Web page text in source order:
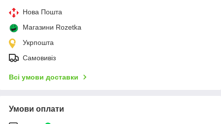
Нова Пошта
Магазини Rozetka
Укрпошта
Самовивіз
Всі умови доставки
Умови оплати